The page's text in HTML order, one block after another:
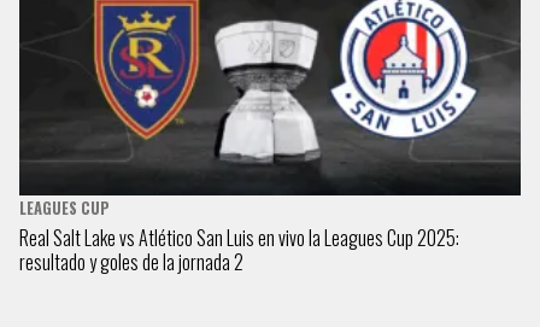
LEAGUES CUP
Real Salt Lake vs Atlético San Luis en vivo la Leagues Cup 2025:
resultado y goles de la jornada 2